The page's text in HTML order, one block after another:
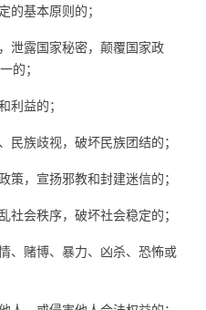
的基本原则的；
泄露国家秘密，颠覆国家政
的；
利益的；
民族歧视，破坏民族团结的；
策，宣扬邪教和封建迷信的；
社会秩序，破坏社会稳定的；
、赌博、暴力、凶杀、恐怖或